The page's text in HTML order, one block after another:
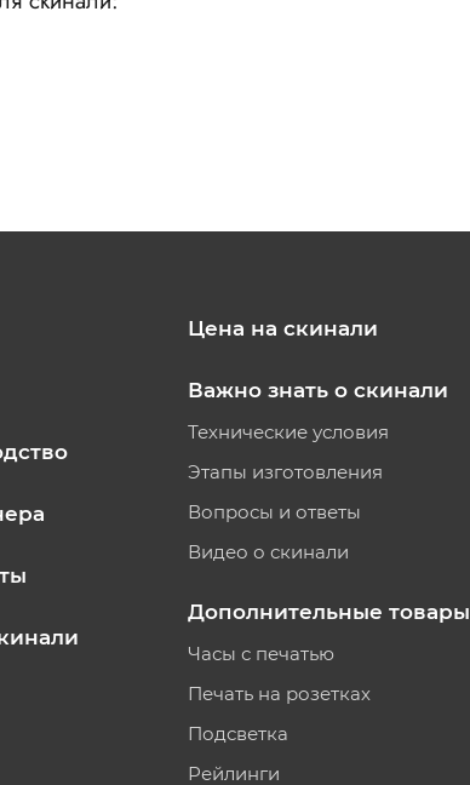
Цена на скинали
Важно знать о скинали
Технические условия
Этапы изготовления
Вопросы и ответы
Видео о скинали
Дополнительные товары
Часы с печатью
Печать на розетках
Подсветка
Рейлинги